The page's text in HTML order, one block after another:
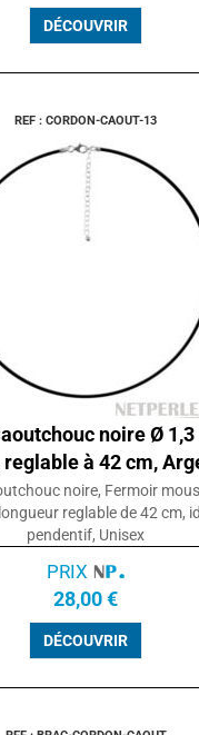
DÉCOUVRIR
REF : CORDON-CAOUT-13
noire Ø
à 42 cm,
noire, Fermoir
reglable de 42 cm,
pendentif, Unisex
PRIX
28,00 €
DÉCOUVRIR